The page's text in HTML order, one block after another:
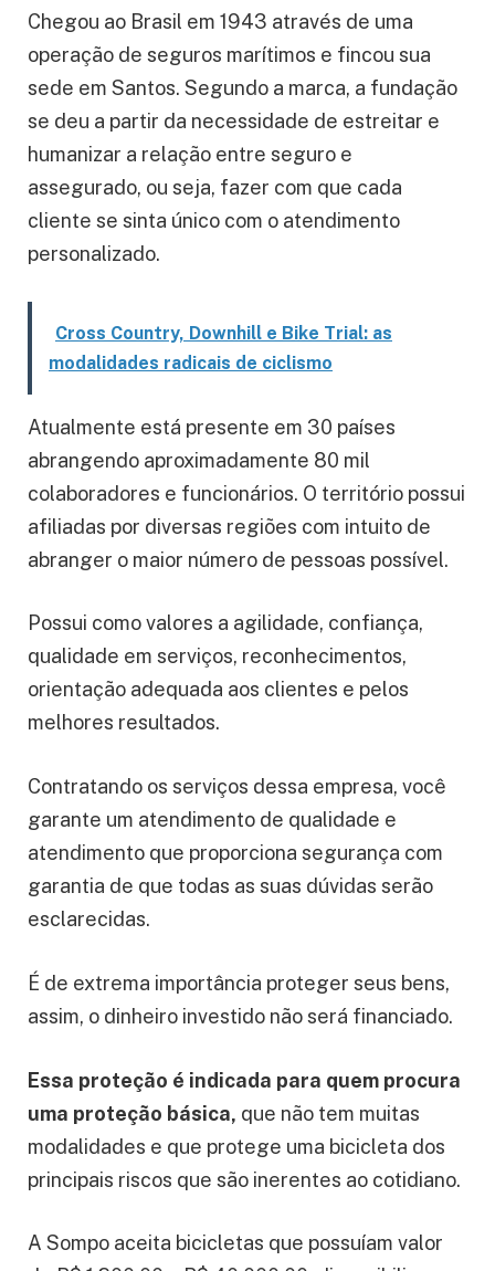
Chegou ao Brasil em 1943 através de uma
operação de seguros marítimos e fincou sua
sede em Santos. Segundo a marca, a fundação
se deu a partir da necessidade de estreitar e
humanizar a relação entre seguro e
assegurado, ou seja, fazer com que cada
cliente se sinta único com o atendimento
personalizado.
Cross Country, Downhill e Bike Trial: as
modalidades radicais de ciclismo
Atualmente está presente em 30 países
abrangendo aproximadamente 80 mil
colaboradores e funcionários. O território possui
afiliadas por diversas regiões com intuito de
abranger o maior número de pessoas possível.
Possui como valores a agilidade, confiança,
qualidade em serviços, reconhecimentos,
orientação adequada aos clientes e pelos
melhores resultados.
Contratando os serviços dessa empresa, você
garante um atendimento de qualidade e
atendimento que proporciona segurança com
garantia de que todas as suas dúvidas serão
esclarecidas.
É de extrema importância proteger seus bens,
assim, o dinheiro investido não será financiado.
Essa proteção é indicada para quem procura
uma proteção básica, que não tem muitas
modalidades e que protege uma bicicleta dos
principais riscos que são inerentes ao cotidiano.
A Sompo aceita bicicletas que possuíam valor